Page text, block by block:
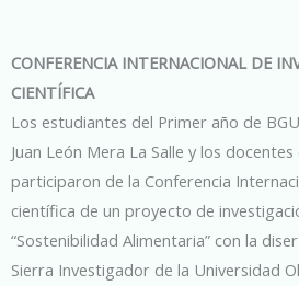
CONFERENCIA INTERNACIONAL DE
CIENTÍFICA
Los estudiantes del Primer año de
Juan León Mera La Salle y los
participaron de la Conferencia
científica de un proyecto de
“Sostenibilidad Alimentaria” con la
Sierra Investigador de la Universidad